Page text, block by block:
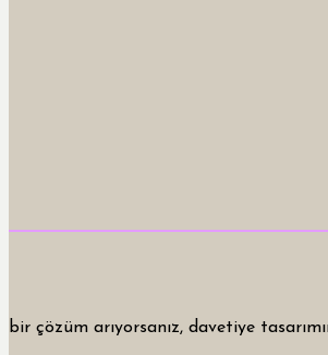
bir çözüm arıyorsanız, davetiye